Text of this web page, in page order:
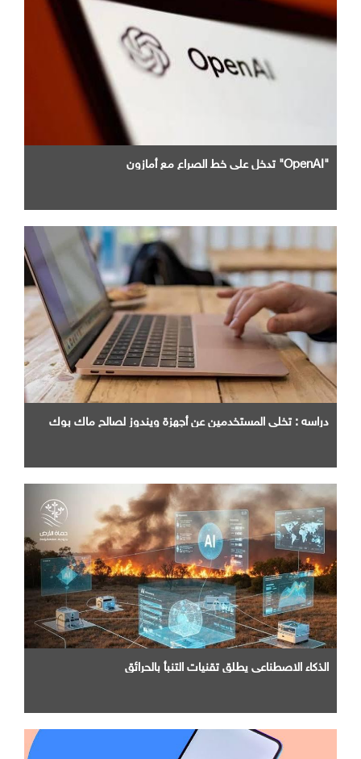
"OpenAI" تدخل علي خط الصراع مع أمازون
دراسه : تخلي المستخدمين عن أجهزة ويندوز لصالح ماك بوك
الذكاء الاصطناعي يطلق تقنيات التنبأ بالحرائق